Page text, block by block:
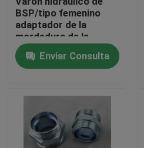
Productos
Sobre nosotros
Viaje de la fábrica
Control de calidad
BSP/tipo femenino
adaptador de la
mordedura de la
colocación de tubo
con el sello prisionero
Enviar Consulta